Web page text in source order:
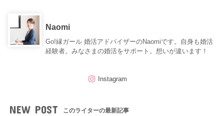
Naomi
Go!縁ガール 婚活アドバイザーのNaomiです。自身も婚活
経験者。みなさまの婚活をサポート。想いが違います！
Instagram
NEW POST このライターの最新記事